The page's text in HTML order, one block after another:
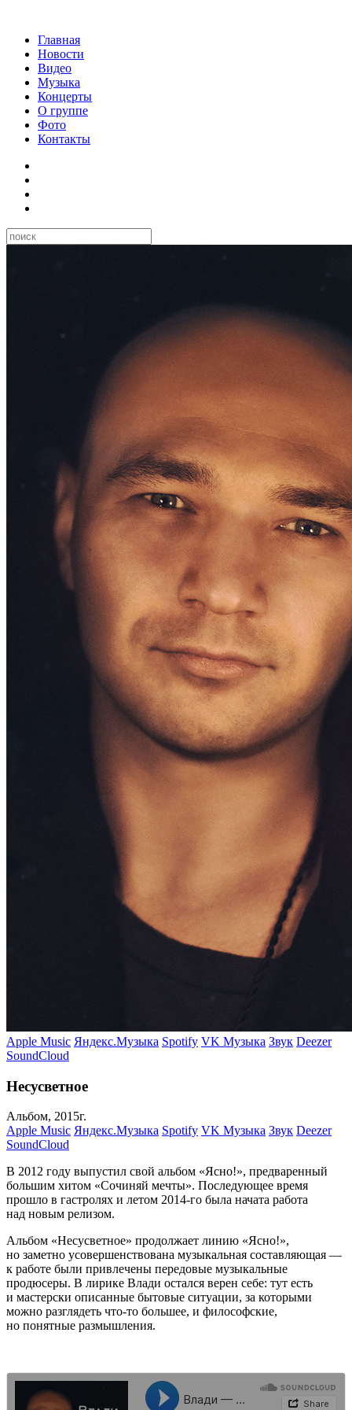
Главная
Новости
Видео
Музыка
Концерты
О группе
Фото
Контакты
Apple Music Яндекс.Музыка Spotify VK Музыка Звук Deezer
SoundCloud
Несусветное
Альбом, 2015г.
Apple Music Яндекс.Музыка Spotify VK Музыка Звук Deezer
SoundCloud
В 2012 году выпустил свой альбом «Ясно!», предваренный
большим хитом «Сочиняй мечты». Последующее время
прошло в гастролях и летом 2014-го была начата работа
над новым релизом.
Альбом «Несусветное» продолжает линию «Ясно!»,
но заметно усовершенствована музыкальная составляющая —
к работе были привлечены передовые музыкальные
продюсеры. В лирике Влади остался верен себе: тут есть
и мастерски описанные бытовые ситуации, за которыми
можно разглядеть что‑то большее, и философские,
но понятные размышления.